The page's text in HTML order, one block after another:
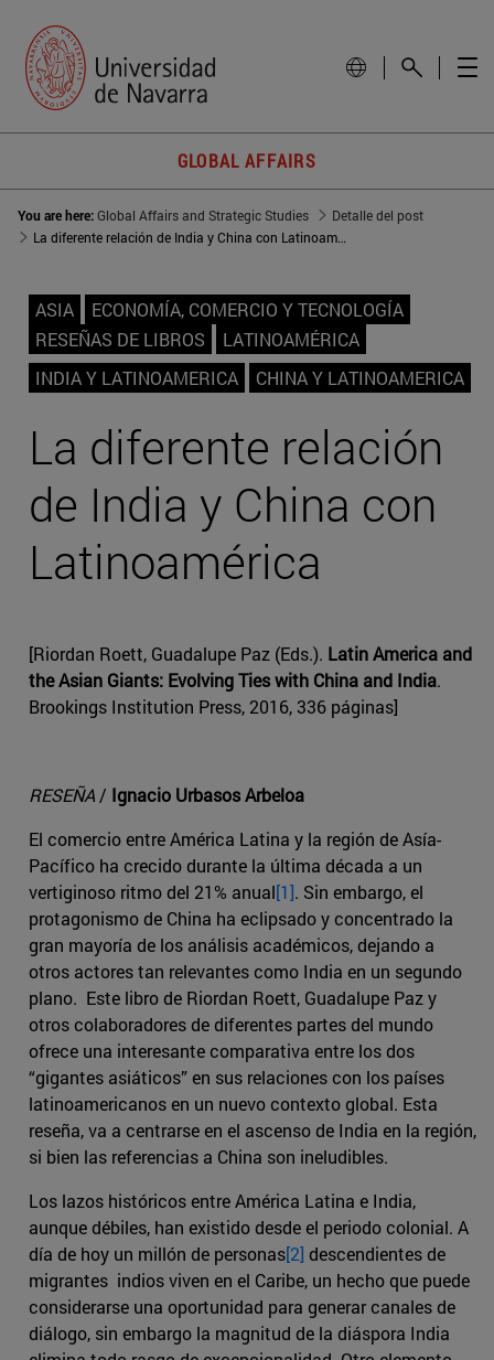
GLOBAL AFFAIRS
You are here:Global Affairs and Strategic Studies
Detalle del post
La diferente relación de India y China con Latinoamérica
ASIA
ECONOMÍA, COMERCIO Y TECNOLOGÍA
RESEÑAS DE LIBROS
LATINOAMÉRICA
INDIA Y LATINOAMERICA
CHINA Y LATINOAMERICA
La diferente relación
de India y China con
Latinoamérica
[Riordan Roett, Guadalupe Paz (Eds.). Latin America and
the Asian Giants: Evolving Ties with China and India.
Brookings Institution Press, 2016, 336 páginas]
RESEÑA / Ignacio Urbasos Arbeloa
El comercio entre América Latina y la región de Asía-
Pacífico ha crecido durante la última década a un
vertiginoso ritmo del 21% anual[1]. Sin embargo, el
protagonismo de China ha eclipsado y concentrado la
gran mayoría de los análisis académicos, dejando a
otros actores tan relevantes como India en un segundo
plano. Este libro de Riordan Roett, Guadalupe Paz y
otros colaboradores de diferentes partes del mundo
ofrece una interesante comparativa entre los dos
“gigantes asiáticos” en sus relaciones con los países
latinoamericanos en un nuevo contexto global. Esta
reseña, va a centrarse en el ascenso de India en la región,
si bien las referencias a China son ineludibles.
Los lazos históricos entre América Latina e India,
aunque débiles, han existido desde el periodo colonial. A
día de hoy un millón de personas[2] descendientes de
migrantes indios viven en el Caribe, un hecho que puede
considerarse una oportunidad para generar canales de
diálogo, sin embargo la magnitud de la diáspora India